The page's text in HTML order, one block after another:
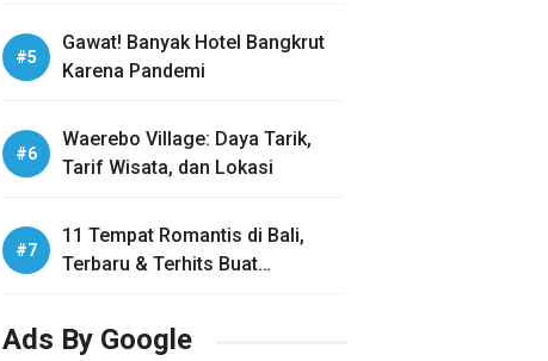
Gawat! Banyak Hotel Bangkrut
Karena Pandemi
Waerebo Village: Daya Tarik,
Tarif Wisata, dan Lokasi
11 Tempat Romantis di Bali,
Terbaru & Terhits Buat
Ads By Google